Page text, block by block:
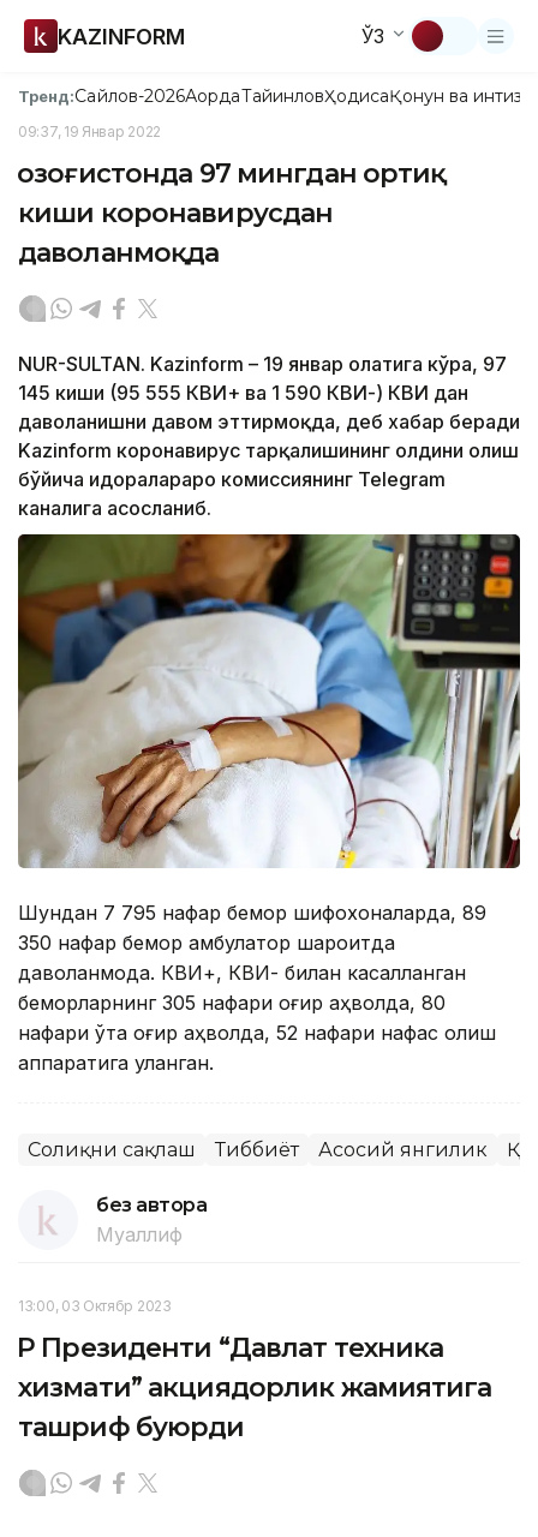
KAZINFORM ЎЗ
Тренд:Сайлов-2026АқордаТайинловҲодисаҚонун ва
09:37, 19 Январ 2022
Қозоғистонда 97 мингдан ортиқ
киши коронавирусдан
даволанмоқда
NUR-SULTAN. Kazinform – 19 январ ҳолатига кўра, 97
145 киши (95 555 КВИ+ ва 1 590 КВИ-) КВИ дан
даволанишни давом эттирмоқда, деб хабар беради
Kazinform коронавирус тарқалишининг олдини олиш
бўйича идоралараро комиссиянинг Telegram
каналига асосланиб.
Шундан 7 795 нафар бемор шифохоналарда, 89
350 нафар бемор амбулатор шароитда
даволанмоқда. КВИ+, КВИ- билан касалланган
беморларнинг 305 нафари оғир аҳволда, 80
нафари ўта оғир аҳволда, 52 нафари нафас олиш
аппаратига уланган.
Соғлиқни сақлаш Тиббиёт Асосий янгилик ҚР
без автора
Муаллиф
13:00, 03 Октябр 2023
ҚР Президенти “Давлат техника
хизмати” акциядорлик жамиятига
ташриф буюрди